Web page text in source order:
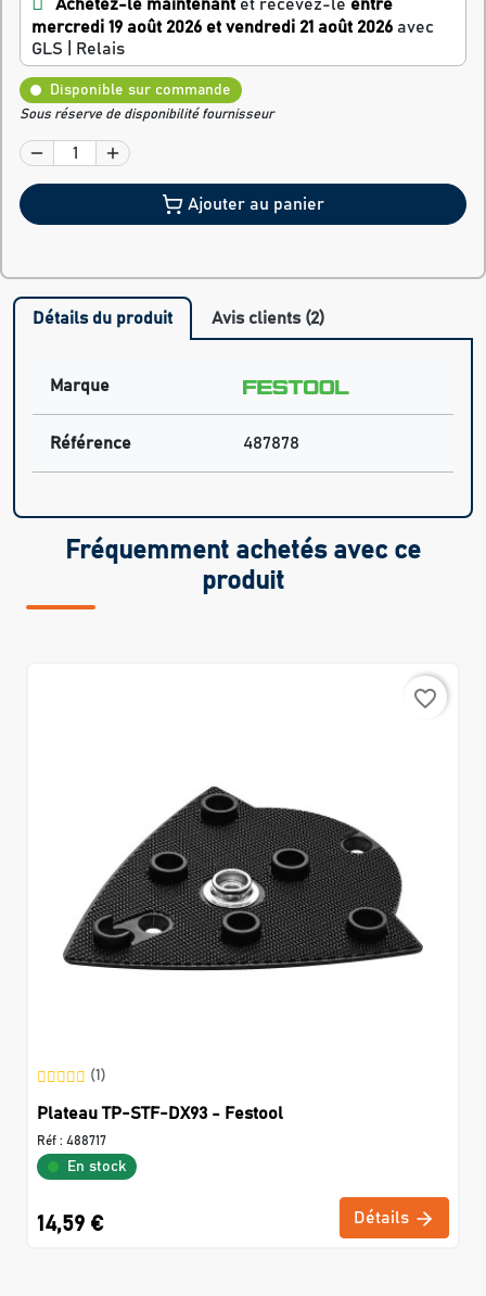
Achetez-le maintenant et recevez-le entre
mercredi 19 août 2026 et vendredi 21 août 2026 avec
GLS | Relais
Disponible sur commande
Sous réserve de disponibilité fournisseur
Ajouter au panier
Détails du produit Avis clients (2)
Marque
Référence 487878
Fréquemment achetés avec ce
produit
favorite_border
(1)
Plateau TP-STF-DX93 - Festool
Réf : 488717
En stock
14,59 € Détails